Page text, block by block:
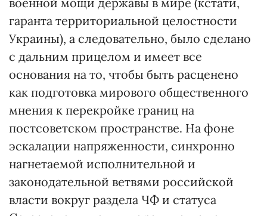
гаранта территориальной целостности
Украины), а следовательно, было сделано
с дальним прицелом и имеет все
основания на то, чтобы быть расценено
как подготовка мирового общественного
мнения к перекройке границ на
постсоветском пространстве. На фоне
эскалации напряженности, синхронно
нагнетаемой исполнительной и
законодательной ветвями российской
власти вокруг раздела ЧФ и статуса